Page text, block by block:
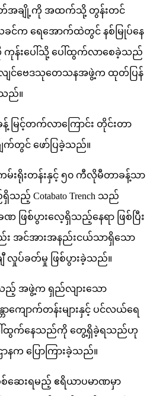
မိတ်အချို့ကို အထက်သို့ တွန်းတင်
င်က ရေအောက်ထဲတွင် နစ်မြုပ်နေ
န်းပေါ်သို့ ပေါ်ထွက်လာစေခဲ့သည်
လျင်ဗေဒသုတေသနအဖွဲ့က ထုတ်ပြန်
သည်။
ခန့် မြင့်တက်လာကြောင်း တိုင်းတာ
တွင် ဖော်ပြခဲ့သည်။
ကမ်းရိုးတန်းနှင့် ၅၀ ကီလိုမီတာခန့်သာ
ည့် Cotabato Trench သည်
ဖြစ်ပွားလေ့ရှိသည့်နေရာ ဖြစ်ပြီး
း အင်အားအနည်းငယ်သာရှိသော
ျီ လှုပ်ခတ်မှု ဖြစ်ပွားခဲ့သည်။
အဖွဲ့က ရှည်လျားသော
တာကျောက်တန်းများနှင့် ပင်လယ်ရေ
ပေါ်ထွက်နေသည်ကို တွေ့ရှိခဲ့ရသည်ဟု
နက ပြောကြားခဲ့သည်။
စ်ဆေးရမည့် ဧရိယာပမာဏမှာ